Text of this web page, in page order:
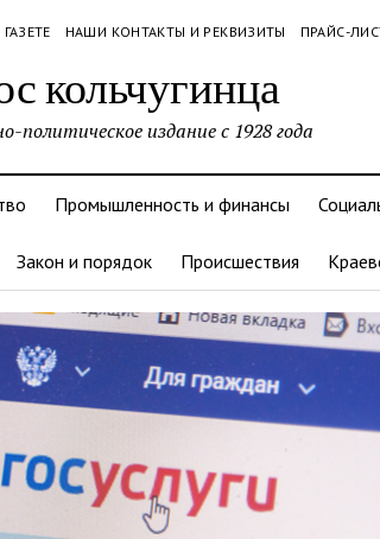
НАШИ КОНТАКТЫ И РЕКВИЗИТЫ ПРАЙС-
кольчугинца
политическое издание с 1928 года
Промышленность и финансы
Закон и порядок Происшествия